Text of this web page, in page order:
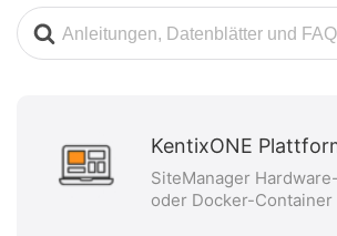
Suche
nach
KentixONE
SiteManager
oder Docker-Container